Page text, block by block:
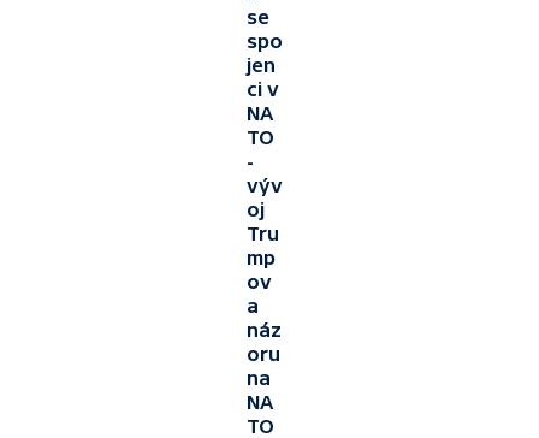
se
spo
jen
ci v
NA
TO
-
výv
oj
Tru
mp
ov
a
náz
oru
na
NA
TO